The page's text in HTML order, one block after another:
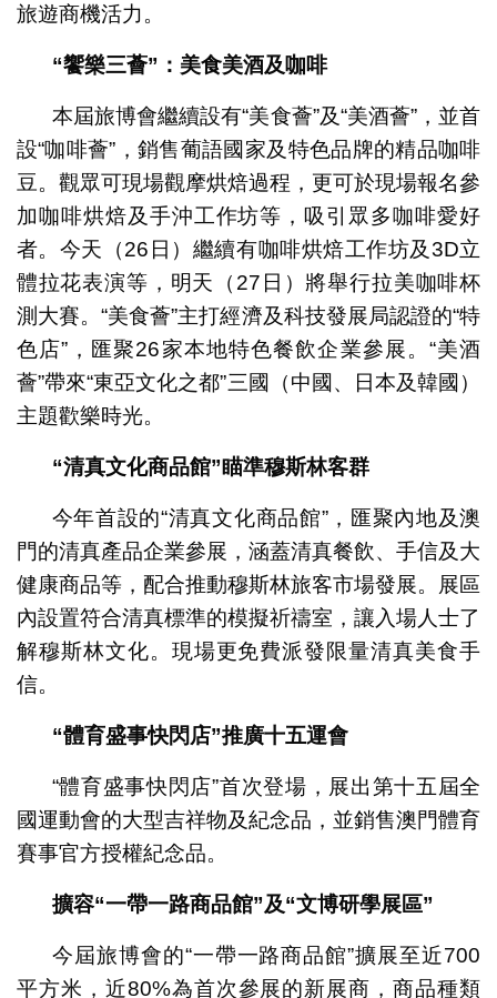
旅遊商機活力。
“饗樂三薈” ：美食美酒及咖啡
本屆旅博會繼續設有“美食薈”及“美酒薈”，並首
設“咖啡薈”，銷售葡語國家及特色品牌的精品咖啡
豆。觀眾可現場觀摩烘焙過程，更可於現場報名參
加咖啡烘焙及手沖工作坊等，吸引眾多咖啡愛好
者。今天（26日）繼續有咖啡烘焙工作坊及3D立
體拉花表演等，明天（27日）將舉行拉美咖啡杯
測大賽。“美食薈”主打經濟及科技發展局認證的“特
色店”，匯聚26家本地特色餐飲企業參展。“美酒
薈”帶來“東亞文化之都”三國（中國、日本及韓國）
主題歡樂時光。
“清真文化商品館”瞄準穆斯林客群
今年首設的“清真文化商品館”，匯聚內地及澳
門的清真產品企業參展，涵蓋清真餐飲、手信及大
健康商品等，配合推動穆斯林旅客市場發展。展區
內設置符合清真標準的模擬祈禱室，讓入場人士了
解穆斯林文化。現場更免費派發限量清真美食手
信。
“體育盛事快閃店”推廣十五運會
“體育盛事快閃店”首次登場，展出第十五屆全
國運動會的大型吉祥物及紀念品，並銷售澳門體育
賽事官方授權紀念品。
擴容“一帶一路商品館”及“文博研學展區”
今屆旅博會的“一帶一路商品館”擴展至近700
平方米，近80%為首次參展的新展商，商品種類